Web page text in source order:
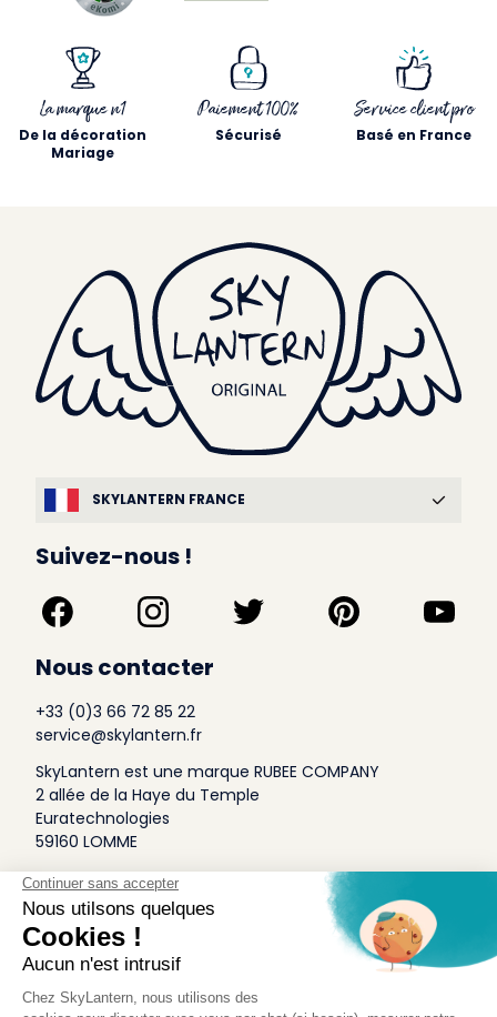
La marque n1
De la décoration
Mariage
Paiement 100%
Sécurisé
Service client pro
Basé en France
SKYLANTERN FRANCE
Suivez-nous !
Nous contacter
+33 (0)3 66 72 85 22
service@skylantern.fr
SkyLantern est une marque RUBEE COMPANY
2 allée de la Haye du Temple
Euratechnologies
59160 LOMME
A Propos
Qui sommes-nous
Conditions générales de Vente
Mentions légales